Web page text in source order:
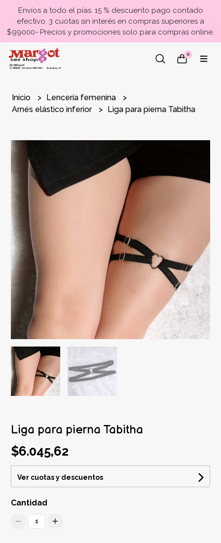
Envíos a todo el pías. 15 % descuento pago contado
efectivo. 3 cuotas sin interés en compras superiores a
$99000- Precios y promociones solo para compras online.
0
Inicio
Lencería femenina
Arnés elástico inferior
Liga para pierna Tabitha
Liga para pierna Tabitha
$6.045,62
Ver cuotas y descuentos
Cantidad
1